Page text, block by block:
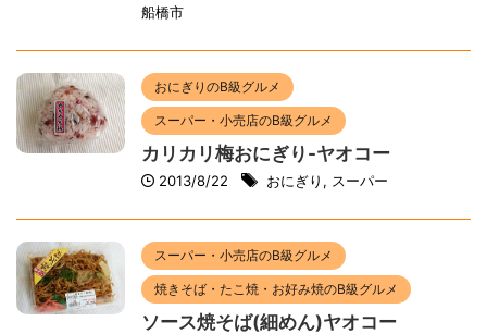
船橋市
おにぎりのB級グルメ
スーパー・小売店のB級グルメ
カリカリ梅おにぎり-ヤオコー
2013/8/22 おにぎり , スーパー
スーパー・小売店のB級グルメ
焼きそば・たこ焼・お好み焼のB級グルメ
ソース焼そば(細めん)ヤオコー